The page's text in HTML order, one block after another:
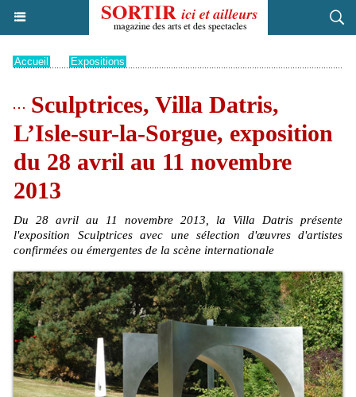
Accueil Expositions
Sculptrices, Villa Datris,
L’Isle-sur-la-Sorgue, exposition
du 28 avril au 11 novembre
2013
Du 28 avril au 11 novembre 2013, la Villa Datris présente
l'exposition Sculptrices avec une sélection d'œuvres d'artistes
confirmées ou émergentes de la scène internationale